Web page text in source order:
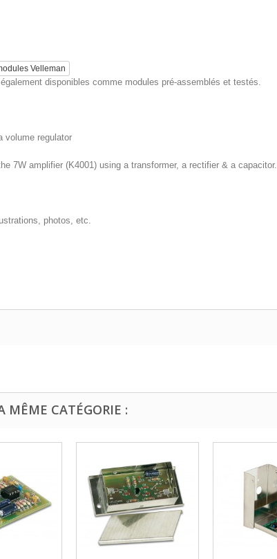
Velleman
disponibles comme modules pré-assemblés et testés.
volume regulator
7W amplifier (K4001) using a transformer, a rectifier & a capacitor.
photos, etc.
MÊME CATÉGORIE :